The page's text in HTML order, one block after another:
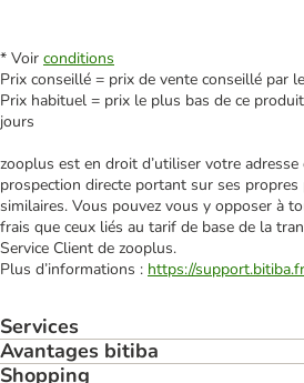
* Voir conditions
Prix conseillé = prix de vente conseillé par
Prix habituel = prix le plus bas de ce
jours
zooplus est en droit d’utiliser votre adresse
prospection directe portant sur ses
similaires. Vous pouvez vous y opposer à
frais que ceux liés au tarif de base de la
Service Client de zooplus.
Plus d’informations : https://
Services
Avantages bitiba
Shopping